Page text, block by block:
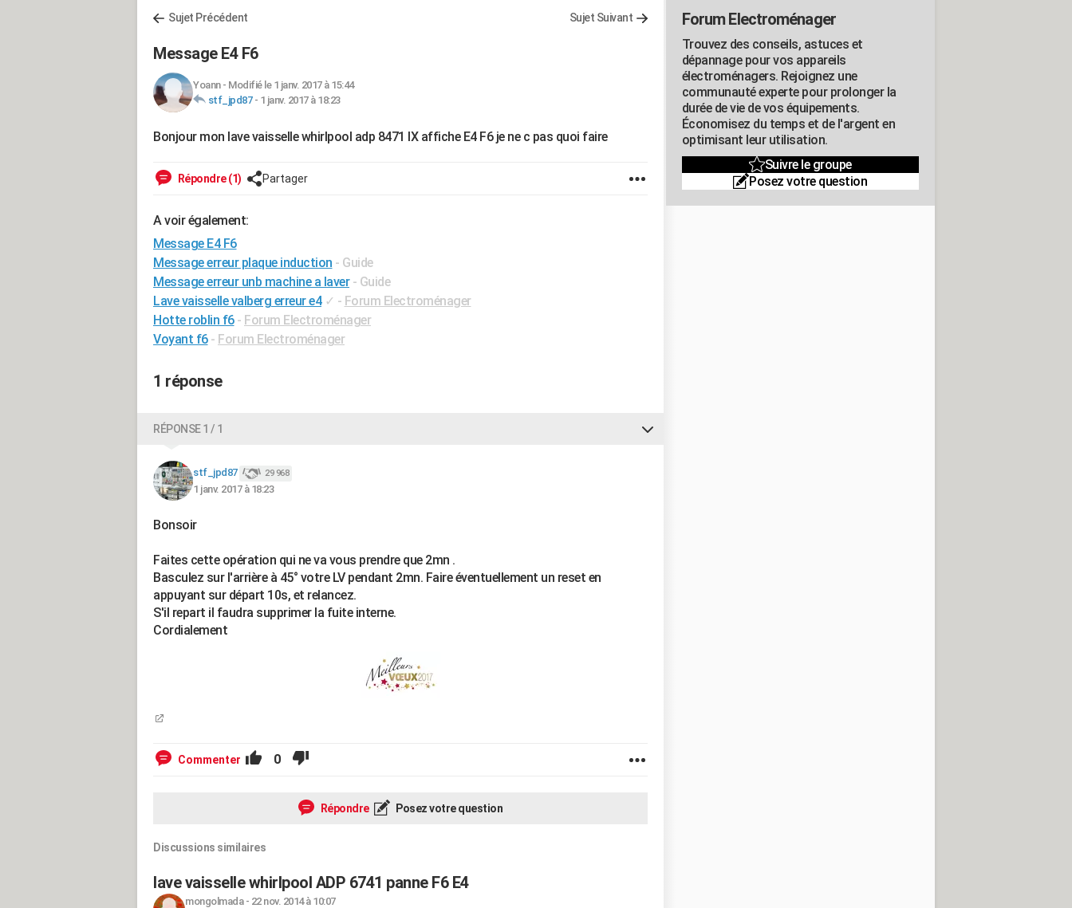
Sujet Précédent Sujet Suivant
Message E4 F6
Yoann- Modifié le 1 janv. 2017 à 15:44
stf_jpd87- 1 janv. 2017 à 18:23
Bonjour mon lave vaisselle whirlpool adp 8471 IX affiche E4 F6 je ne c pas quoi faire
Répondre (1) Partager
A voir également:
Message E4 F6
Message erreur plaque induction - Guide
Message erreur unb machine a laver - Guide
Lave vaisselle valberg erreur e4 ✓ - Forum Electroménager
Hotte roblin f6 - Forum Electroménager
Voyant f6 - Forum Electroménager
1 réponse
RÉPONSE 1 / 1
stf_jpd87 29 968
1 janv. 2017 à 18:23
Bonsoir
Faites cette opération qui ne va vous prendre que 2mn .
Basculez sur l'arrière à 45° votre LV pendant 2mn. Faire éventuellement un reset en
appuyant sur départ 10s, et relancez.
S'il repart il faudra supprimer la fuite interne.
Cordialement
Commenter 0
Répondre Posez votre question
Discussions similaires
lave vaisselle whirlpool ADP 6741 panne F6 E4
mongolmada- 22 nov. 2014 à 10:07
Forum Electroménager
Trouvez des conseils, astuces et
dépannage pour vos appareils
électroménagers. Rejoignez une
communauté experte pour prolonger la
durée de vie de vos équipements.
Économisez du temps et de l'argent en
optimisant leur utilisation.
Suivre le groupe
Posez votre question